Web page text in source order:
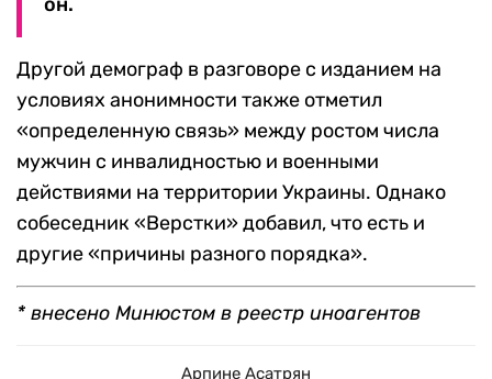
Другой демограф в разговоре с изданием на
условиях анонимности также отметил
«определенную связь» между ростом числа
мужчин с инвалидностью и военными
действиями на территории Украины. Однако
собеседник «Верстки» добавил, что есть и
другие «причины разного порядка».
* внесено Минюстом в реестр иноагентов
Арпине Асатрян